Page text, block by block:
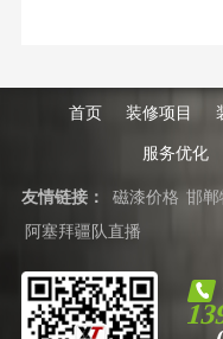
首页 装修项目
服务优化
友情链接： 磁漆价格 邯郸
阿塞拜疆队直播